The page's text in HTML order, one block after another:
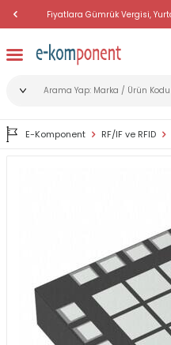
Fiyatlara Gümrük Vergisi,
E-Komponent RF/IF ve RFID